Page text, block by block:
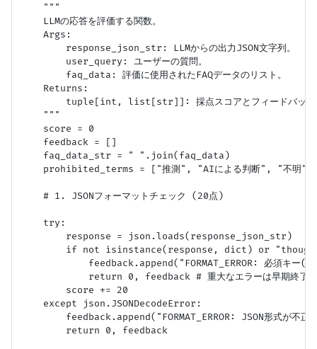
    """
    LLMの応答を評価する関数。
    Args:
        response_json_str: LLMからの出力JSON文字列。
        user_query: ユーザーの質問。
        faq_data: 評価に使用されたFAQデータのリスト。
    Returns:
tuple[int, list[str]]: 採点スコアとフィードバック
    """
    score = 0
    feedback = []
    faq_data_str = " ".join(faq_data)
prohibited_terms = ["推測", "AIによる判断", "不明",
    # 1. JSONフォーマットチェック (20点)
    try:
        response = json.loads(response_json_str)
if not isinstance(response, dict) or
feedback.append("FORMAT_ERROR: 必須キー
            return 0, feedback # 重大なエラーは早期終了
        score += 20
    except json.JSONDecodeError:
feedback.append("FORMAT_ERROR: JSON形式が不正
        return 0, feedback